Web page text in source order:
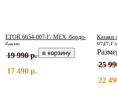
ETOR 6654-007-Г/ МЕХ /бордо-
бакир
19 990 р.
17 490 р.
Казаки
9747-Г/
25
22